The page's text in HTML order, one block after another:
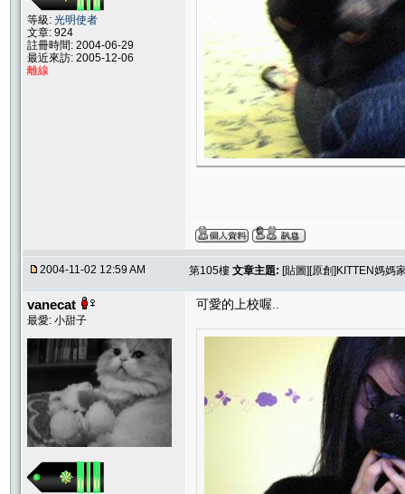
等級: 光明使者
文章: 924
註冊時間: 2004-06-29
最近來訪: 2005-12-06
離線
2004-11-02 12:59 AM 第105樓 文章主題: [貼圖][原創]KITTEN媽媽
vanecat
最愛: 小甜子
可愛的上校喔..